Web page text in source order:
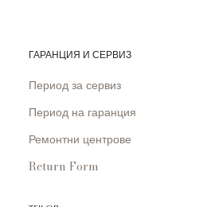
ГАРАНЦИЯ И СЕРВИЗ
Период за сервиз
Период на гаранция
Ремонтни центрове
Return Form